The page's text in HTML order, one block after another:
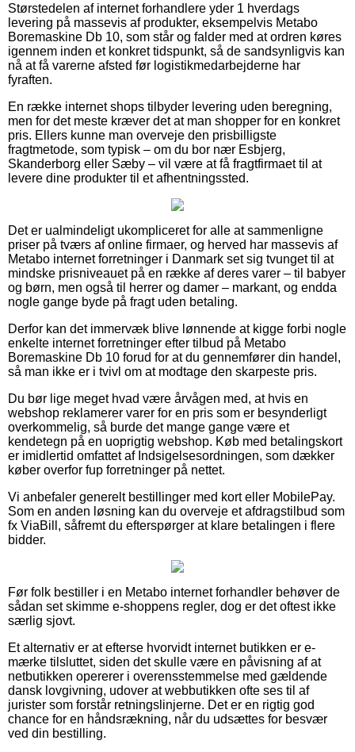
Størstedelen af internet forhandlere yder 1 hverdags
levering på massevis af produkter, eksempelvis Metabo
Boremaskine Db 10, som står og falder med at ordren køres
igennem inden et konkret tidspunkt, så de sandsynligvis kan
nå at få varerne afsted før logistikmedarbejderne har
fyraften.
En række internet shops tilbyder levering uden beregning,
men for det meste kræver det at man shopper for en konkret
pris. Ellers kunne man overveje den prisbilligste
fragtmetode, som typisk – om du bor nær Esbjerg,
Skanderborg eller Sæby – vil være at få fragtfirmaet til at
levere dine produkter til et afhentningssted.
Det er ualmindeligt ukompliceret for alle at sammenligne
priser på tværs af online firmaer, og herved har massevis af
Metabo internet forretninger i Danmark set sig tvunget til at
mindske prisniveauet på en række af deres varer – til babyer
og børn, men også til herrer og damer – markant, og endda
nogle gange byde på fragt uden betaling.
Derfor kan det immervæk blive lønnende at kigge forbi nogle
enkelte internet forretninger efter tilbud på Metabo
Boremaskine Db 10 forud for at du gennemfører din handel,
så man ikke er i tvivl om at modtage den skarpeste pris.
Du bør lige meget hvad være årvågen med, at hvis en
webshop reklamerer varer for en pris som er besynderligt
overkommelig, så burde det mange gange være et
kendetegn på en uoprigtig webshop. Køb med betalingskort
er imidlertid omfattet af Indsigelsesordningen, som dækker
køber overfor fup forretninger på nettet.
Vi anbefaler generelt bestillinger med kort eller MobilePay.
Som en anden løsning kan du overveje et afdragstilbud som
fx ViaBill, såfremt du efterspørger at klare betalingen i flere
bidder.
Før folk bestiller i en Metabo internet forhandler behøver de
sådan set skimme e-shoppens regler, dog er det oftest ikke
særlig sjovt.
Et alternativ er at efterse hvorvidt internet butikken er e-
mærke tilsluttet, siden det skulle være en påvisning af at
netbutikken opererer i overensstemmelse med gældende
dansk lovgivning, udover at webbutikken ofte ses til af
jurister som forstår retningslinjerne. Det er en rigtig god
chance for en håndsrækning, når du udsættes for besvær
ved din bestilling.